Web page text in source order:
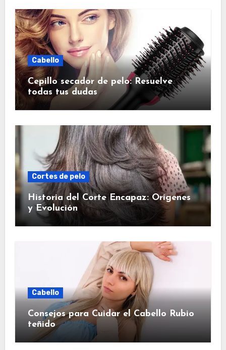
Cabello
Cepillo secador de pelo: Resuelve
todas tus dudas
Cortes de pelo
Historia del Corte Encapaz: Orígenes
y Evolución
Cabello
Consejos para Cuidar el Cabello Rubio
teñido